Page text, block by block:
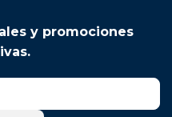
y promociones